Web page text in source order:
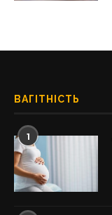
ВАГІТНІСТЬ
1